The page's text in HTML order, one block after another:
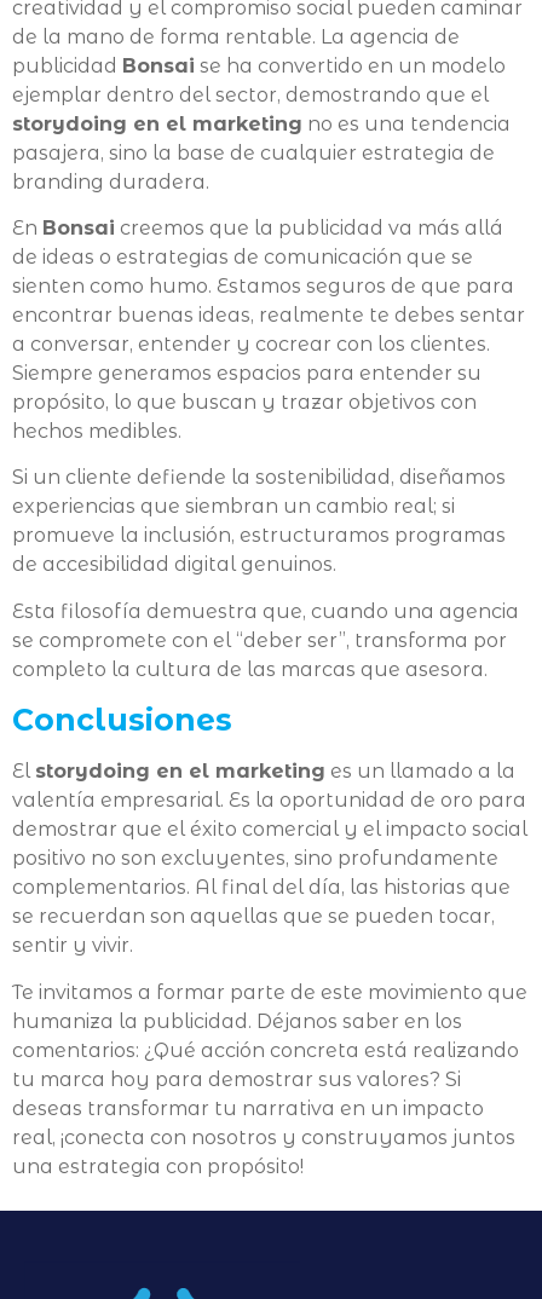
creatividad y el compromiso social pueden caminar
de la mano de forma rentable. La agencia de
publicidad Bonsai se ha convertido en un modelo
ejemplar dentro del sector, demostrando que el
storydoing en el marketing no es una tendencia
pasajera, sino la base de cualquier estrategia de
branding duradera.
En Bonsai creemos que la publicidad va más allá
de ideas o estrategias de comunicación que se
sienten como humo. Estamos seguros de que para
encontrar buenas ideas, realmente te debes sentar
a conversar, entender y cocrear con los clientes.
Siempre generamos espacios para entender su
propósito, lo que buscan y trazar objetivos con
hechos medibles.
Si un cliente defiende la sostenibilidad, diseñamos
experiencias que siembran un cambio real; si
promueve la inclusión, estructuramos programas
de accesibilidad digital genuinos.
Esta filosofía demuestra que, cuando una agencia
se compromete con el “deber ser”, transforma por
completo la cultura de las marcas que asesora.
Conclusiones
El storydoing en el marketing es un llamado a la
valentía empresarial. Es la oportunidad de oro para
demostrar que el éxito comercial y el impacto social
positivo no son excluyentes, sino profundamente
complementarios. Al final del día, las historias que
se recuerdan son aquellas que se pueden tocar,
sentir y vivir.
Te invitamos a formar parte de este movimiento que
humaniza la publicidad. Déjanos saber en los
comentarios: ¿Qué acción concreta está realizando
tu marca hoy para demostrar sus valores? Si
deseas transformar tu narrativa en un impacto
real, ¡conecta con nosotros y construyamos juntos
una estrategia con propósito!